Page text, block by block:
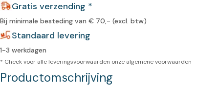
Gratis verzending *
Bij minimale besteding van € 70,- (excl. btw)
Standaard levering
1-3 werkdagen
* Check voor alle leveringsvoorwaarden onze algemene voorwaarden
Productomschrijving